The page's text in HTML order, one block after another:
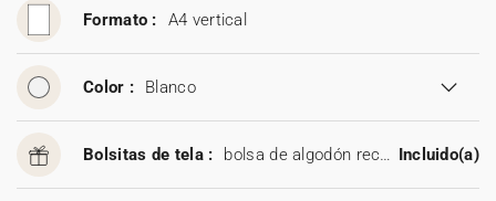
Formato : A4 vertical
Color : Blanco
Bolsitas de tela : bolsa de algodón reciclable Incluido(a)